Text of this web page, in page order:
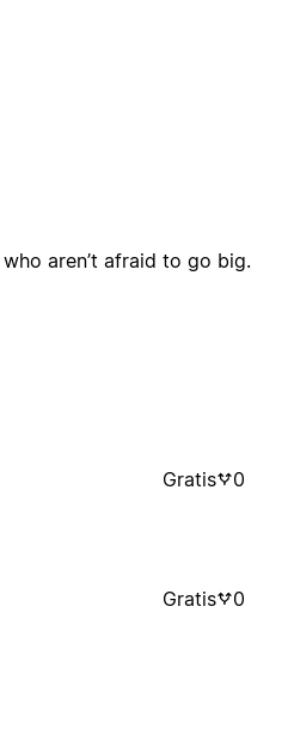
aren’t afraid to go big.
Gratis 0
Gratis 0